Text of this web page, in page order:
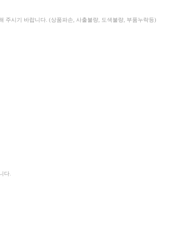
주시기 바랍니다. (상품파손, 사출불량, 도색불량, 부품누락등)
다.